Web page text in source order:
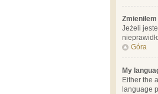
Jeżeli
Góra
My
Either the
language